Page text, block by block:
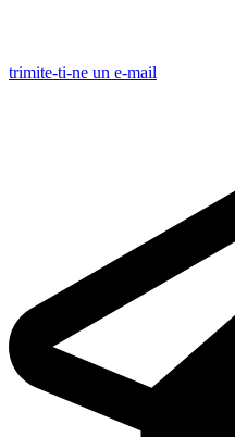
trimite-ti-ne un e-mail